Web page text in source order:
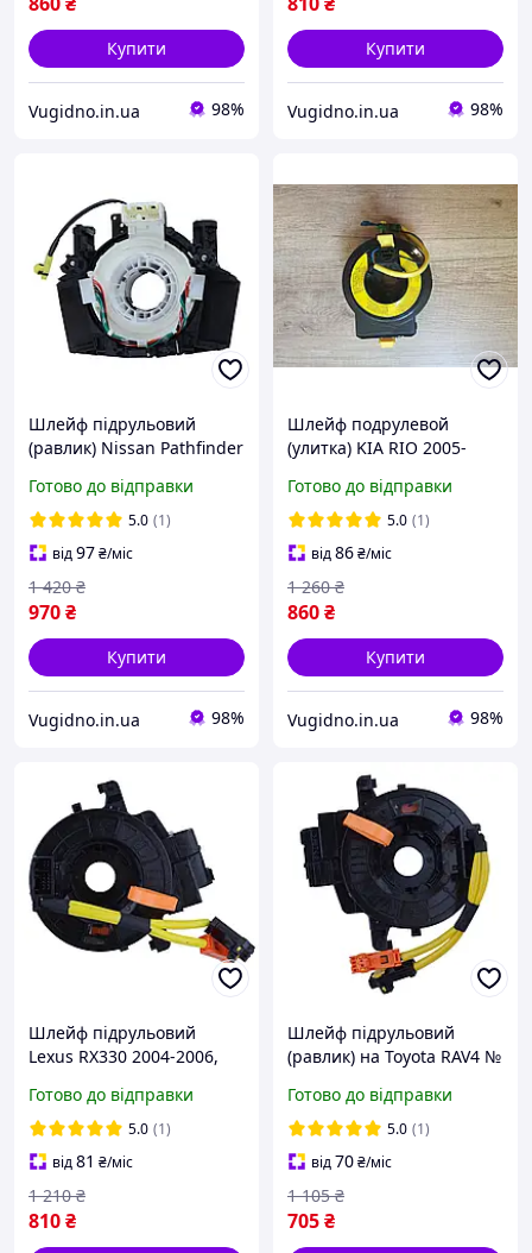
Купити
Vugidno.in.ua 98%
Купити
Vugidno.in.ua 98%
Шлейф підрульовий
(равлик) Nissan Pathfinder
25567eb60a
Готово до відправки
5.0 (1)
від97₴/міс
970₴
1 420 ₴
Купити
Vugidno.in.ua 98%
Шлейф подрулевой
(улитка) KIA RIO 2005-
Готово до відправки
5.0 (1)
від86₴/міс
860₴
1 260 ₴
Купити
Vugidno.in.ua 98%
Шлейф підрульовий
Lexus RX330 2004-2006,
84306-4803,84306-
06140,84306-0E010
Готово до відправки
5.0 (1)
від81 ₴/міс
810₴
1 210 ₴
Шлейф підрульовий
(равлик) на Toyota RAV4 №
Готово до відправки
5.0 (1)
від70₴/міс
705₴
1 105 ₴